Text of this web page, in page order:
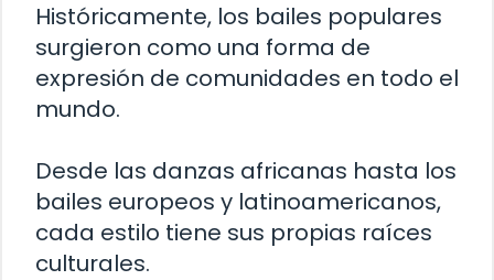
Históricamente, los bailes populares
surgieron como una forma de
expresión de comunidades en todo el
mundo.
Desde las danzas africanas hasta los
bailes europeos y latinoamericanos,
cada estilo tiene sus propias raíces
culturales.